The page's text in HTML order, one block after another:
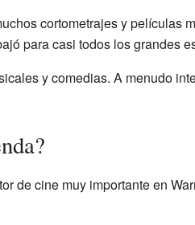
cortometrajes y películas
para casi todos los grandes
y comedias. A menudo
de cine muy importante en